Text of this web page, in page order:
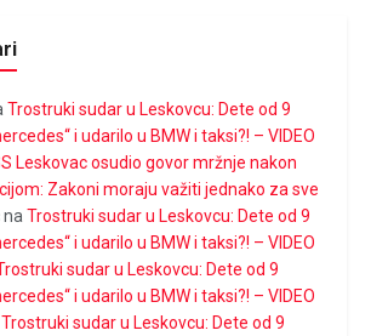
Trostruki sudar u Leskovcu: Dete od 9
i udarilo u BMW i taksi?! – VIDEO
Leskovac osudio govor mržnje nakon
Zakoni moraju važiti jednako za sve
na Trostruki sudar u Leskovcu: Dete od 9
i udarilo u BMW i taksi?! – VIDEO
sudar u Leskovcu: Dete od 9
i udarilo u BMW i taksi?! – VIDEO
Trostruki sudar u Leskovcu: Dete od 9